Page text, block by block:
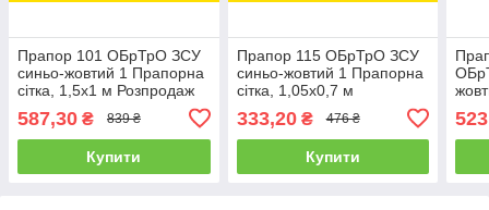
Прапор 101 ОБрТрО ЗСУ
синьо-жовтий 1 Прапорна
сітка, 1,5х1 м Розпродаж
587,30 ₴ 839 ₴
Купити
Прапор 115 ОБрТрО ЗСУ
синьо-жовтий 1 Прапорна
сітка, 1,05х0,7 м
333,20₴ 476 ₴
Купити